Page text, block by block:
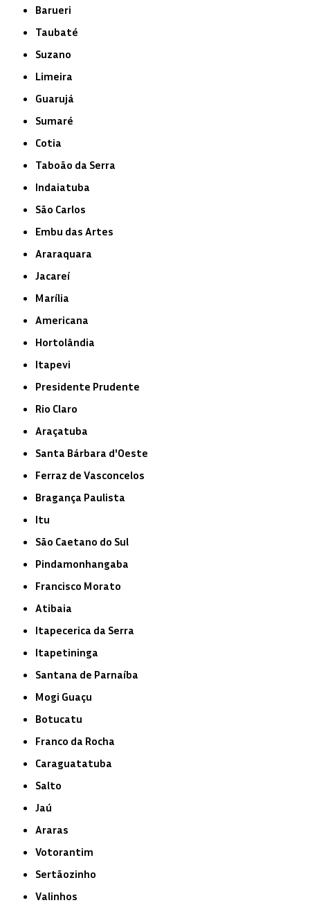
Barueri
Taubaté
Suzano
Limeira
Guarujá
Sumaré
Cotia
Taboão da Serra
Indaiatuba
São Carlos
Embu das Artes
Araraquara
Jacareí
Marília
Americana
Hortolândia
Itapevi
Presidente Prudente
Rio Claro
Araçatuba
Santa Bárbara d'Oeste
Ferraz de Vasconcelos
Bragança Paulista
Itu
São Caetano do Sul
Pindamonhangaba
Francisco Morato
Atibaia
Itapecerica da Serra
Itapetininga
Santana de Parnaíba
Mogi Guaçu
Botucatu
Franco da Rocha
Caraguatatuba
Salto
Jaú
Araras
Votorantim
Sertãozinho
Valinhos